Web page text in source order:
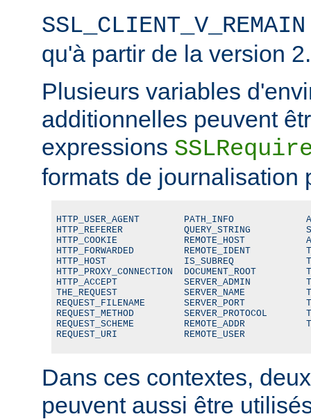
SSL_CLIENT_V_REMAIN
qu'à partir de la version
Plusieurs variables
additionnelles peuvent
expressions
formats de journalisation
HTTP_USER_AGENT        PATH_INFO
HTTP_REFERER           QUERY_STRING
HTTP_COOKIE            REMOTE_HOST
HTTP_FORWARDED         REMOTE_IDENT
HTTP_HOST              IS_SUBREQ
HTTP_PROXY_CONNECTION  DOCUMENT_ROOT
HTTP_ACCEPT            SERVER_ADMIN
THE_REQUEST            SERVER_NAME
REQUEST_FILENAME       SERVER_PORT
REQUEST_METHOD         SERVER_PROTOCOL
REQUEST_SCHEME         REMOTE_ADDR
REQUEST_URI            REMOTE_USER
Dans ces contextes,
peuvent aussi être